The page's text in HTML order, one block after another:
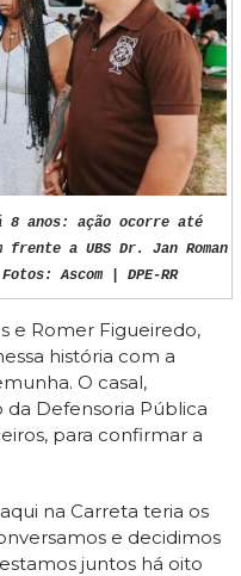
8 anos: ação ocorre até
a UBS Dr. Jan Roman
Ascom | DPE-RR
e Romer Figueiredo,
história com a
O casal,
da Defensoria Pública
para confirmar a
na Carreta teria os
e decidimos
juntos há oito